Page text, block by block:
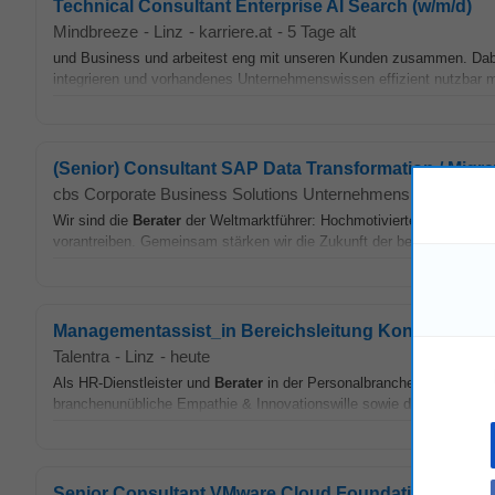
Technical Consultant Enterprise AI Search (w/m/d)
Mindbreeze - Linz - karriere.at - 5 Tage alt
und Business und arbeitest eng mit unseren Kunden zusammen.
integrieren und vorhandenes Unternehmenswissen effizient nutzbar
(Senior) Consultant SAP Data Transformation /
cbs Corporate Business Solutions Unternehmensberatung
Wir sind die Berater der Weltmarktführer: Hochmotivierte
vorantreiben. Gemeinsam stärken wir die Zukunft der
Managementassist_in Bereichsleitung Konzern-
Talentra - Linz - heute
Als HR-Dienstleister und Berater in der Personalbranche begeistert
branchenunübliche Empathie & Innovationswille sowie den Einsatz